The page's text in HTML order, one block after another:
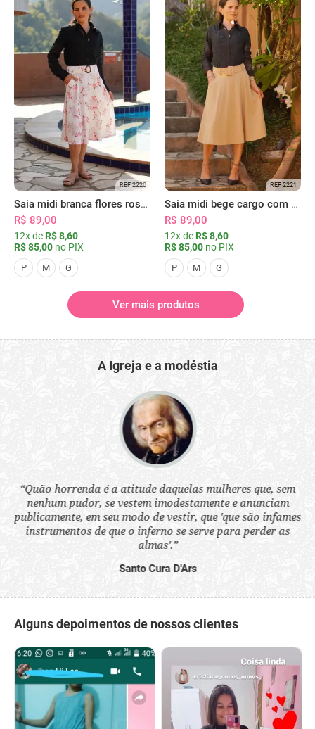
REF 2220
Saia midi branca flores rosas com bolsos
R$ 89,00
12x de R$ 8,60
R$ 85,00 no PIX
P M G
REF 2221
Saia midi bege cargo com bolsos
R$ 89,00
12x de R$ 8,60
R$ 85,00 no PIX
P M G
Ver mais produtos
A Igreja e a modéstia
“Quão horrenda é a atitude daquelas mulheres que, sem
nenhum pudor, se vestem imodestamente e anunciam
publicamente, em seu modo de vestir, que 'que são infames
instrumentos de que o inferno se serve para perder as
almas'.”
Santo Cura D'Ars
Alguns depoimentos de nossos clientes